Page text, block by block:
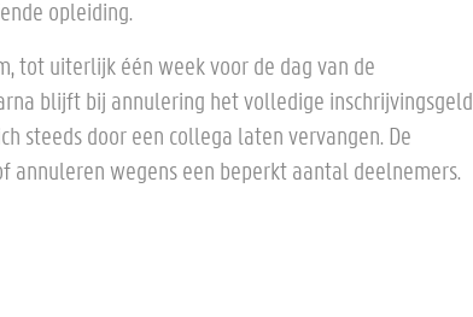
opleiding.
tot uiterlijk één week voor de dag van de
blijft bij annulering het volledige inschrijvingsgeld
steeds door een collega laten vervangen. De
annuleren wegens een beperkt aantal deelnemers.